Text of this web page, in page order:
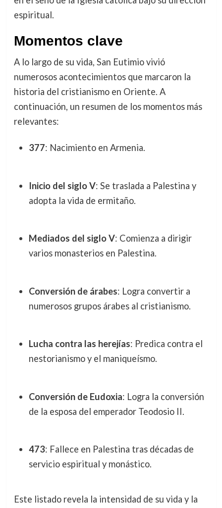
espiritual.
Momentos clave
A lo largo de su vida, San Eutimio vivió
numerosos acontecimientos que marcaron la
historia del cristianismo en Oriente. A
continuación, un resumen de los momentos más
relevantes:
377: Nacimiento en Armenia.
Inicio del siglo V: Se traslada a Palestina y
adopta la vida de ermitaño.
Mediados del siglo V: Comienza a dirigir
varios monasterios en Palestina.
Conversión de árabes: Logra convertir a
numerosos grupos árabes al cristianismo.
Lucha contra las herejías: Predica contra el
nestorianismo y el maniqueísmo.
Conversión de Eudoxia: Logra la conversión
de la esposa del emperador Teodosio II.
473: Fallece en Palestina tras décadas de
servicio espiritual y monástico.
Este listado revela la intensidad de su vida y la